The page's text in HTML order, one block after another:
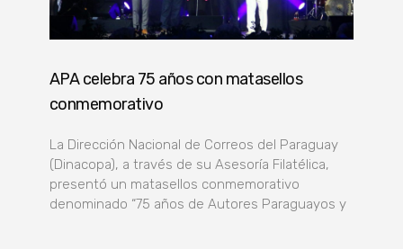
APA celebra 75 años con matasellos
conmemorativo
La Dirección Nacional de Correos del Paraguay
(Dinacopa), a través de su Asesoría Filatélica,
presentó un matasellos conmemorativo
denominado “75 años de Autores Paraguayos y